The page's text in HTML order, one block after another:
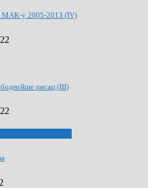
МАК-у 2005-2013 (IV)
писац (III)